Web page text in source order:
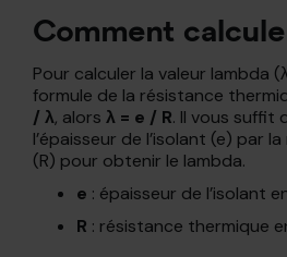
Comment
Pour calculer la valeur lambda
formule de la résistance
/ λ, alors λ = e / R. Il vous suffit
l’épaisseur de l’isolant (e) par
(R) pour obtenir le lambda.
e : épaisseur de l’isolant
R : résistance thermique